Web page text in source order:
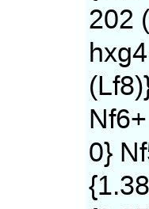
202
0}